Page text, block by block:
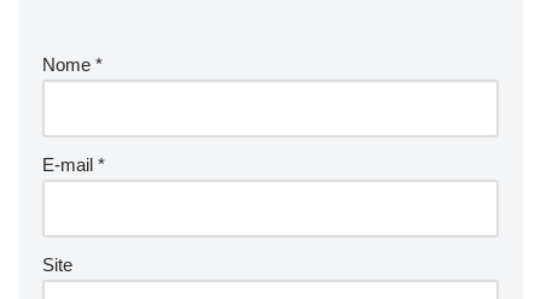
Nome *
E-mail *
Site